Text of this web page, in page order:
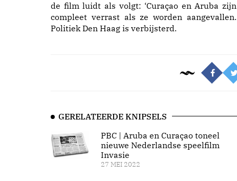
de film luidt als volgt: ‘Curaçao en Aruba zijn
compleet verrast als ze worden aangevallen.
Politiek Den Haag is verbijsterd.
GERELATEERDE KNIPSELS
PBC | Aruba en Curaçao toneel
nieuwe Nederlandse speelfilm
Invasie
27 MEI 2022